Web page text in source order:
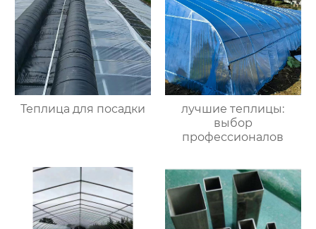
Теплица для посадки
лучшие теплицы:
выбор
профессионалов